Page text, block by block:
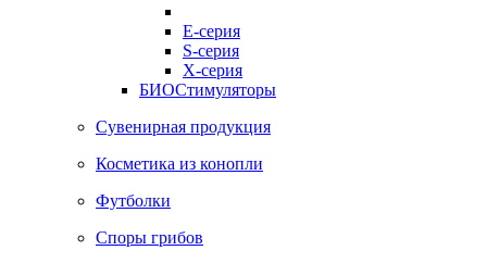
E-серия
S-серия
X-серия
БИОСтимуляторы
Сувенирная продукция
Косметика из конопли
Футболки
Споры грибов